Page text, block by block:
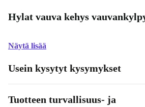
Hylat vauva kehys
Näytä lisää
Usein kysytyt kysymykset
Tuotteen turvallisuus- ja